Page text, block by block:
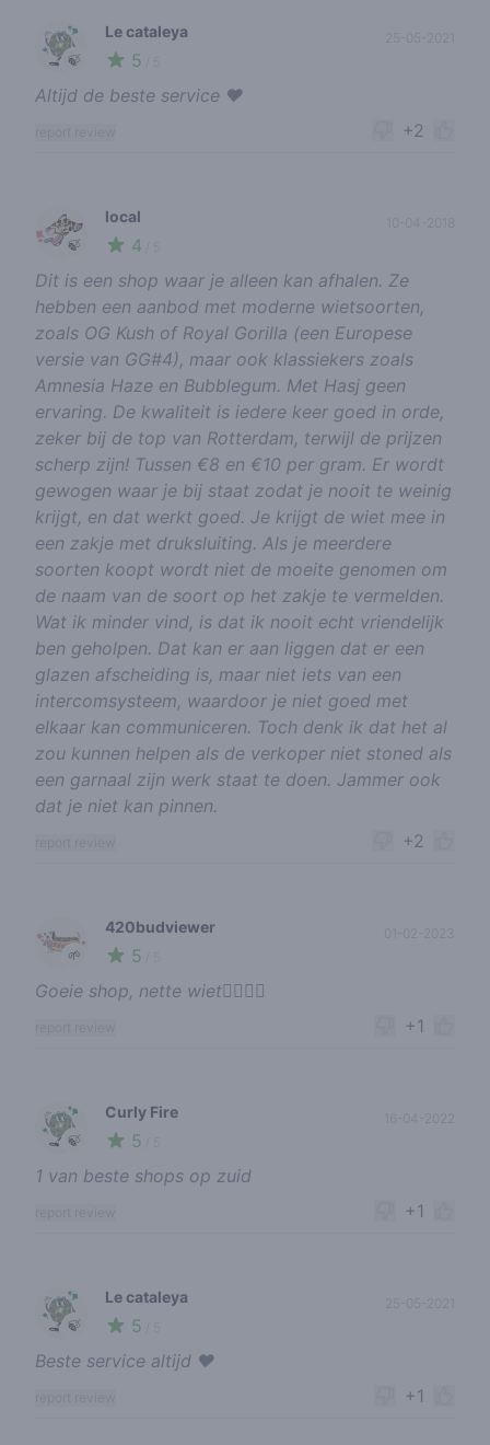
🍃
Le cataleya
5
Altijd de beste service ❤️
+2
🍃
local
4
Dit is een shop waar je alleen kan afhalen. Ze
hebben een aanbod met moderne wietsoorten,
zoals OG Kush of Royal Gorilla (een Europese
versie van GG#4), maar ook klassiekers zoals
Amnesia Haze en Bubblegum. Met Hasj geen
ervaring. De kwaliteit is iedere keer goed in orde,
zeker bij de top van Rotterdam, terwijl de prijzen
scherp zijn! Tussen €8 en €10 per gram. Er wordt
gewogen waar je bij staat zodat je nooit te weinig
krijgt, en dat werkt goed. Je krijgt de wiet mee in
een zakje met druksluiting. Als je meerdere
soorten koopt wordt niet de moeite genomen om
de naam van de soort op het zakje te vermelden.
Wat ik minder vind, is dat ik nooit echt vriendelijk
ben geholpen. Dat kan er aan liggen dat er een
glazen afscheiding is, maar niet iets van een
intercomsysteem, waardoor je niet goed met
elkaar kan communiceren. Toch denk ik dat het al
zou kunnen helpen als de verkoper niet stoned als
een garnaal zijn werk staat te doen. Jammer ook
dat je niet kan pinnen.
+2
🌱
420budviewer
5
01-02-2023
Goeie shop, nette wiet👌🏻🙌🏼
+1
🍃
Curly Fire
5
1 van beste shops op zuid
+1
🍃
Le cataleya
5
Beste service altijd ❤️
+1